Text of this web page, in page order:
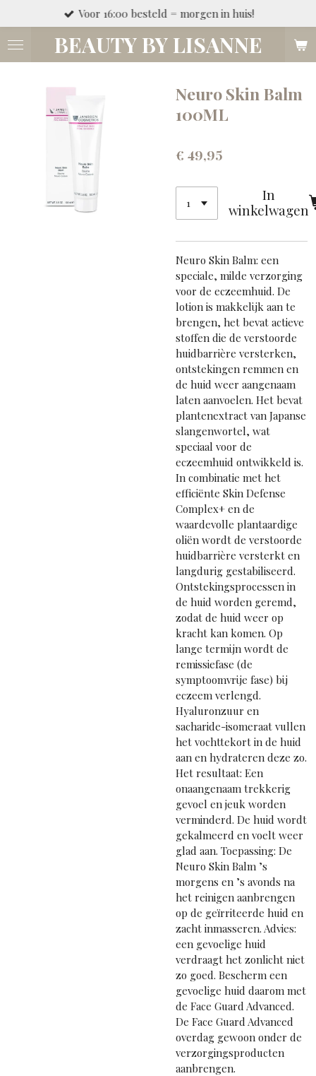
direct
naar
de
BEAUTY BY LISANNE
Voor 16:00 besteld = morgen in huis!
Neuro Skin Balm
100ML
€ 49,95
In
winkelwagen
Neuro Skin Balm: een
speciale, milde verzorging
voor de eczeemhuid. De
lotion is makkelijk aan te
brengen, het bevat actieve
stoffen die de verstoorde
huidbarrière versterken,
ontstekingen remmen en
de huid weer aangenaam
laten aanvoelen. Het bevat
plantenextract van Japanse
slangenwortel, wat
speciaal voor de
eczeemhuid ontwikkeld is.
In combinatie met het
efficiënte Skin Defense
Complex+ en de
waardevolle plantaardige
oliën wordt de verstoorde
huidbarrière versterkt en
langdurig gestabiliseerd.
Ontstekingsprocessen in
de huid worden geremd,
zodat de huid weer op
kracht kan komen. Op
lange termijn wordt de
remissiefase (de
symptoomvrije fase) bij
eczeem verlengd.
Hyaluronzuur en
sacharide-isomeraat vullen
het vochttekort in de huid
aan en hydrateren deze zo.
Het resultaat: Een
onaangenaam trekkerig
gevoel en jeuk worden
verminderd. De huid wordt
gekalmeerd en voelt weer
glad aan. Toepassing: De
Neuro Skin Balm ’s
morgens en ’s avonds na
het reinigen aanbrengen
op de geïrriteerde huid en
zacht inmasseren. Advies:
een gevoelige huid
verdraagt het zonlicht niet
zo goed. Bescherm een
gevoelige huid daarom met
de Face Guard Advanced.
De Face Guard Advanced
overdag gewoon onder de
verzorgingsproducten
aanbrengen.